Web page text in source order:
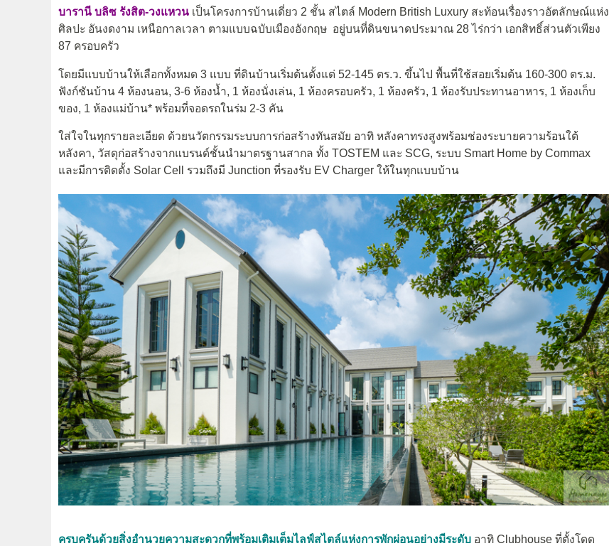
บารานี บลิซ รังสิต-วงแหวน เป็นโครงการบ้านเดี่ยว 2 ชั้น สไตล์ Modern British Luxury สะท้อนเรื่องราวอัตลักษณ์แห่ง
ศิลปะ อันงดงาม เหนือกาลเวลา ตามแบบฉบับเมืองอังกฤษ อยู่บนที่ดินขนาดประมาณ 28 ไร่กว่า เอกสิทธิ์ส่วนตัวเพียง
87 ครอบครัว
โดยมีแบบบ้านให้เลือกทั้งหมด 3 แบบ ที่ดินบ้านเริ่มต้นตั้งแต่ 52-145 ตร.ว. ขึ้นไป พื้นที่ใช้สอยเริ่มต้น 160-300 ตร.ม.
ฟังก์ชันบ้าน 4 ห้องนอน, 3-6 ห้องน้ำ, 1 ห้องนั่งเล่น, 1 ห้องครอบครัว, 1 ห้องครัว, 1 ห้องรับประทานอาหาร, 1 ห้องเก็บ
ของ, 1 ห้องแม่บ้าน* พร้อมที่จอดรถในร่ม 2-3 คัน
ใส่ใจในทุกรายละเอียด ด้วยนวัตกรรมระบบการก่อสร้างทันสมัย อาทิ หลังคาทรงสูงพร้อมช่องระบายความร้อนใต้
หลังคา, วัสดุก่อสร้างจากแบรนด์ชั้นนำมาตรฐานสากล ทั้ง TOSTEM และ SCG, ระบบ Smart Home by Commax
และมีการติดตั้ง Solar Cell รวมถึงมี Junction ที่รองรับ EV Charger ให้ในทุกแบบบ้าน
ครบครันด้วยสิ่งอำนวยความสะดวกที่พร้อมเติมเต็มไลฟ์สไตล์แห่งการพักผ่อนอย่างมีระดับ อาทิ Clubhouse ที่ตั้งโดด